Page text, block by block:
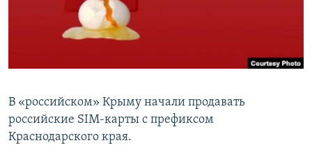
ПОБЕДИТЕЛЕЙ НЕ СУДЯТ?
КРЫМ.НЕПОКОРЕННЫЙ
ПРИСОЕДИНЯЙТЕСЬ!
Все сайты RFE/RL
В «российском» Крыму начали продавать
российские SIM-карты с префиксом
Краснодарского края.